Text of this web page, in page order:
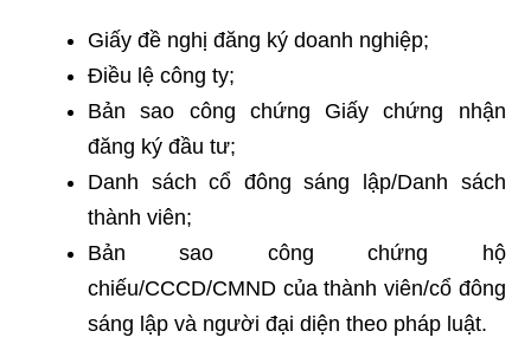
Giấy đề nghị đăng ký doanh nghiệp;
Điều lệ công ty;
Bản sao công chứng Giấy chứng nhận
đăng ký đầu tư;
Danh sách cổ đông sáng lập/Danh sách
thành viên;
Bản sao công chứng hộ
chiếu/CCCD/CMND của thành viên/cổ đông
sáng lập và người đại diện theo pháp luật.